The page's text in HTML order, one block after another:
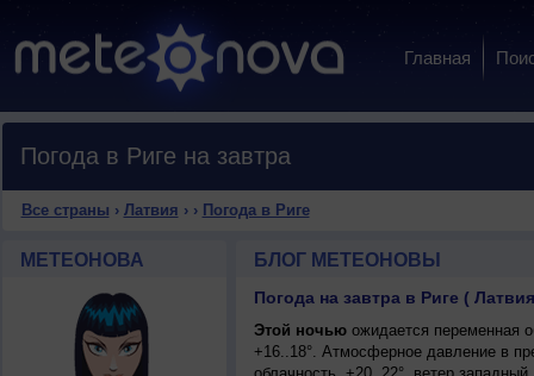
Главная
Погода в Риге на завтра
Все страны › Латвия › › Погода в Риге
МЕТЕОНОВА БЛОГ МЕТЕОНОВЫ
Погода на завтра в Риге (
Этой ночьюожидается переменная
+16..18°. Атмосферное давление в